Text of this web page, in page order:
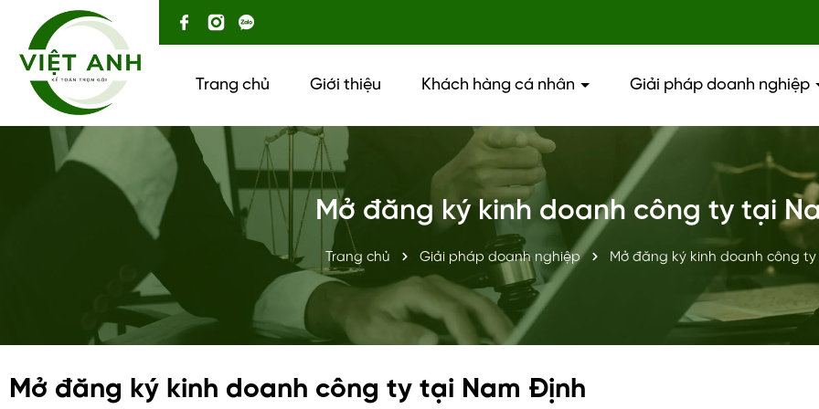
Trang chủ Giới thiệu Khách hàng cá nhân Giải pháp doanh nghiệp
Mở đăng ký kinh doanh công ty tại
Trang chủ Giải pháp doanh nghiệp Mở đăng ký kinh doanh công
Mở đăng ký kinh doanh công ty tại Nam Định